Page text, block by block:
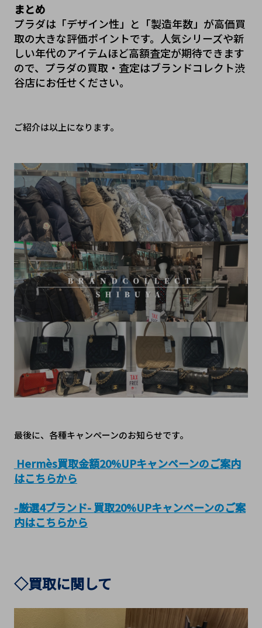
まとめ
プラダは「デザイン性」と「製造年数」が高価買
取の大きな評価ポイントです。人気シリーズや新
しい年代のアイテムほど高額査定が期待できます
ので、プラダの買取・査定はブランドコレクト渋
谷店にお任せください。
ご紹介は以上になります。
最後に、各種キャンペーンのお知らせです。
Hermès買取金額20%UPキャンペーンのご案内
はこちらから
-厳選4ブランド- 買取20%UPキャンペーンのご案
内はこちらから
◇買取に関して